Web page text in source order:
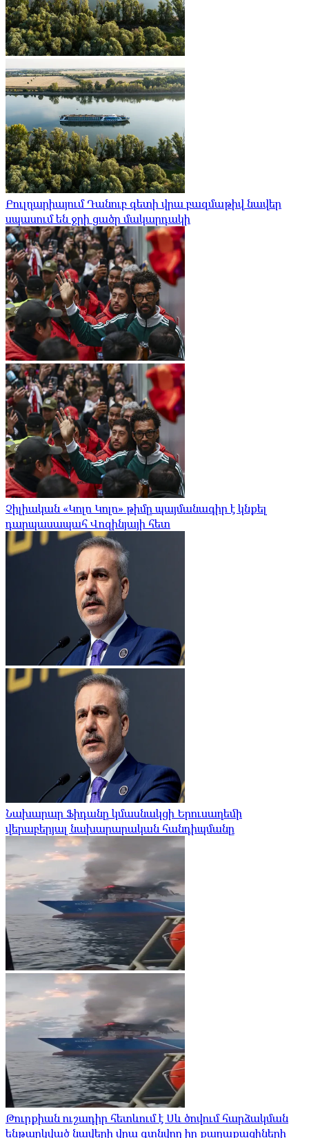
Բուլղարիայում Դանուբ գետի վրա բազմաթիվ նավեր
սպասում են ջրի ցածր մակարդակի
Չիլիական «Կոլո Կոլո» թիմը պայմանագիր է կնքել
դարպասապահ Վոզինյայի հետ
Նախարար Ֆիդանը կմասնակցի Երուսաղեմի
վերաբերյալ նախարարական հանդիպմանը
Թուրքիան ուշադիր հետևում է Սև ծովում հարձակման
ենթարկված նավերի վրա գտնվող իր քաղաքացիների